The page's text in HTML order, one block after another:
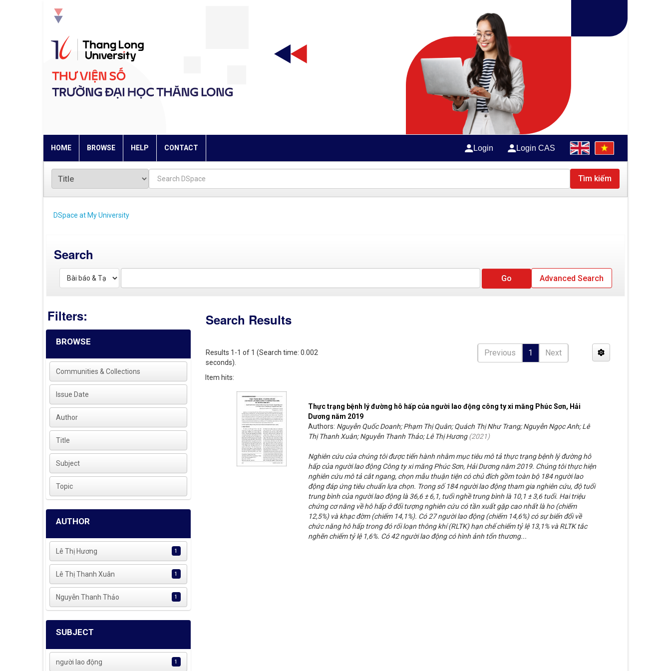
HOME BROWSE HELP CONTACT Login Login CAS
Tìm kiếm
DSpace at My University
Search
Advanced Search
Filters:
BROWSE
Communities & Collections
Issue Date
Author
Title
Subject
Topic
AUTHOR
Lê Thị Hương 1
Lê Thị Thanh Xuân 1
Nguyễn Thanh Thảo 1
SUBJECT
người lao động 1
Search Results
Results 1-1 of 1 (Search time: 0.002
seconds).
Previous 1 Next
Item hits:
Thực trạng bệnh lý đường hô hấp của người lao động công ty xi măng Phúc Sơn, Hải
Dương năm 2019
Authors: Nguyễn Quốc Doanh; Phạm Thị Quân; Quách Thị Như Trang; Nguyễn Ngọc Anh; Lê
Thị Thanh Xuân; Nguyễn Thanh Thảo; Lê Thị Hương(2021)
Nghiên cứu của chúng tôi được tiến hành nhằm mục tiêu mô tả thực trạng bệnh lý đường hô
hấp của người lao động Công ty xi măng Phúc Sơn, Hải Dương năm 2019. Chúng tôi thực hiện
nghiên cứu mô tả cắt ngang, chọn mẫu thuận tiện có chủ đích gồm toàn bộ 184 người lao
động đáp ứng tiêu chuẩn lựa chọn. Trong số 184 người lao động tham gia nghiên cứu, độ tuổi
trung bình của người lao động là 36,6 ± 6,1, tuổi nghề trung bình là 10,1 ± 3,6 tuổi. Hai triệu
chứng cơ năng về hô hấp ở đối tượng nghiên cứu có tần xuất gặp cao nhất là ho (chiếm
12,5%) và khạc đờm (chiếm 14,1%). Có 27 người lao động (chiếm 14,6%) có sự biến đổi về
chức năng hô hấp trong đó rối loạn thông khí (RLTK) hạn chế chiếm tỷ lệ 13,1% và RLTK tắc
nghẽn chiếm tỷ lệ 1,6%. Có 42 người lao động có hình ảnh tổn thương...